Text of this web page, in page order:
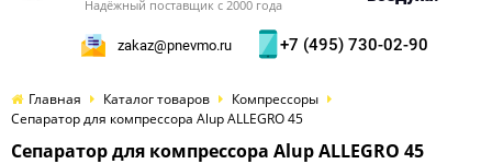
Надёжный поставщик с 2000 года
zakaz@pnevmo.ru +7 (495) 730-02-90
Главная Каталог товаров
Компрессоры
Сепаратор для компрессора Alup ALLEGRO 45
Сепаратор для компрессора Alup ALLEGRO 45